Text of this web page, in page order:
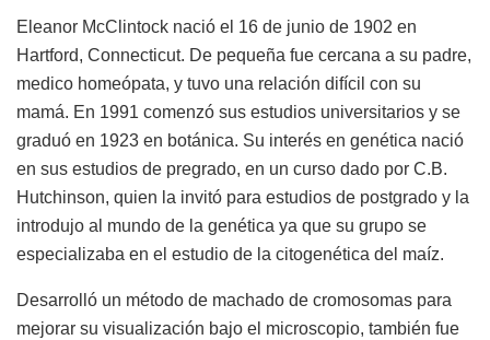
Eleanor McClintock nació el 16 de junio de 1902 en
Hartford, Connecticut. De pequeña fue cercana a su padre,
medico homeópata, y tuvo una relación difícil con su
mamá. En 1991 comenzó sus estudios universitarios y se
graduó en 1923 en botánica. Su interés en genética nació
en sus estudios de pregrado, en un curso dado por C.B.
Hutchinson, quien la invitó para estudios de postgrado y la
introdujo al mundo de la genética ya que su grupo se
especializaba en el estudio de la citogenética del maíz.
Desarrolló un método de machado de cromosomas para
mejorar su visualización bajo el microscopio, también fue